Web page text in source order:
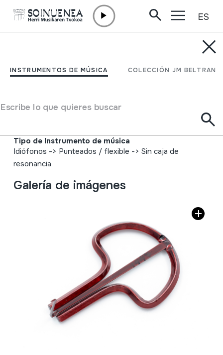
INSTRUMENTOS DE MÚSICA COLECCIÓN JM BELTRAN
Escribe lo que quieres buscar
ES
MAULTROMMELN;
Tronpa
Tipo de Instrumento de música
Idiófonos -> Punteados / flexible -> Sin caja de
resonancia
Galería de imágenes